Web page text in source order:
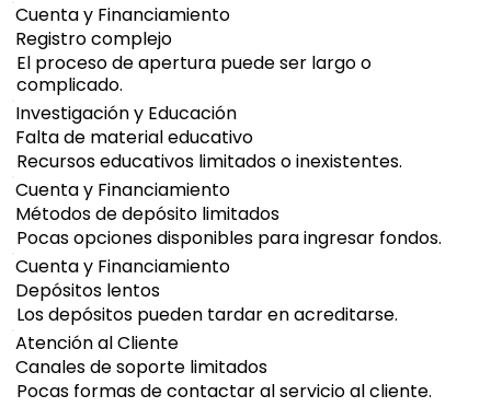
Cuenta y Financiamiento
Registro complejo
El proceso de apertura puede ser largo o
complicado.
Investigación y Educación
Falta de material educativo
Recursos educativos limitados o inexistentes.
Cuenta y Financiamiento
Métodos de depósito limitados
Pocas opciones disponibles para ingresar fondos.
Cuenta y Financiamiento
Depósitos lentos
Los depósitos pueden tardar en acreditarse.
Atención al Cliente
Canales de soporte limitados
Pocas formas de contactar al servicio al cliente.